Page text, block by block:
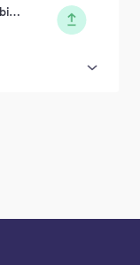
IT i Nowe technologie • Biznes i Przedsiędsiębiorczość • Turystyka i podróże